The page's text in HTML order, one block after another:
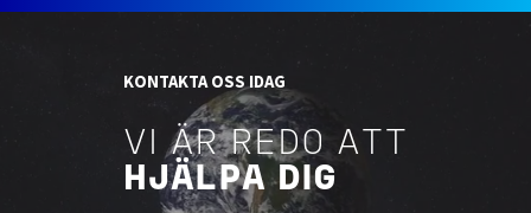
KONTAKTA OSS IDAG
VI ÄR REDO ATT
HJÄLPA DIG